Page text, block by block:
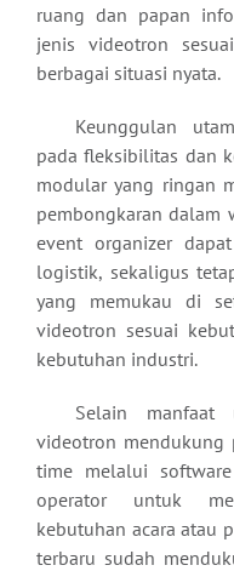
ruang dan papan
jenis videotron
berbagai situasi nyata.
Keunggulan
pada fleksibilitas dan
modular yang ringan
pembongkaran dalam
event organizer
logistik, sekaligus
yang memukau di
videotron sesuai
kebutuhan industri.
Selain
videotron mendukung
time melalui
operator untuk
kebutuhan acara atau
terbaru sudah